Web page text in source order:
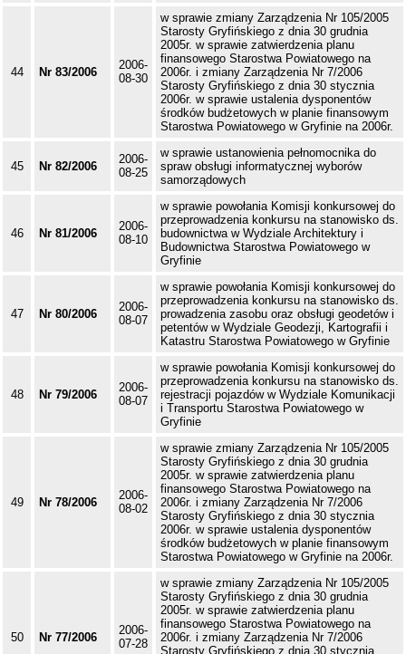
44 Nr 83/2006
2006-
08-30
w sprawie zmiany Zarządzenia Nr 105/2005
Starosty Gryfińskiego z dnia 30 grudnia
2005r. w sprawie zatwierdzenia planu
finansowego Starostwa Powiatowego na
2006r. i zmiany Zarządzenia Nr 7/2006
Starosty Gryfińskiego z dnia 30 stycznia
2006r. w sprawie ustalenia dysponentów
środków budżetowych w planie finansowym
Starostwa Powiatowego w Gryfinie na 2006r.
45 Nr 82/2006
2006-
08-25
w sprawie ustanowienia pełnomocnika do
spraw obsługi informatycznej wyborów
samorządowych
46 Nr 81/2006
2006-
08-10
w sprawie powołania Komisji konkursowej do
przeprowadzenia konkursu na stanowisko ds.
budownictwa w Wydziale Architektury i
Budownictwa Starostwa Powiatowego w
Gryfinie
47 Nr 80/2006
2006-
08-07
w sprawie powołania Komisji konkursowej do
przeprowadzenia konkursu na stanowisko ds.
prowadzenia zasobu oraz obsługi geodetów i
petentów w Wydziale Geodezji, Kartografii i
Katastru Starostwa Powiatowego w Gryfinie
48 Nr 79/2006
2006-
08-07
w sprawie powołania Komisji konkursowej do
przeprowadzenia konkursu na stanowisko ds.
rejestracji pojazdów w Wydziale Komunikacji
i Transportu Starostwa Powiatowego w
Gryfinie
49 Nr 78/2006
2006-
08-02
w sprawie zmiany Zarządzenia Nr 105/2005
Starosty Gryfińskiego z dnia 30 grudnia
2005r. w sprawie zatwierdzenia planu
finansowego Starostwa Powiatowego na
2006r. i zmiany Zarządzenia Nr 7/2006
Starosty Gryfińskiego z dnia 30 stycznia
2006r. w sprawie ustalenia dysponentów
środków budżetowych w planie finansowym
Starostwa Powiatowego w Gryfinie na 2006r.
50 Nr 77/2006
2006-
07-28
w sprawie zmiany Zarządzenia Nr 105/2005
Starosty Gryfińskiego z dnia 30 grudnia
2005r. w sprawie zatwierdzenia planu
finansowego Starostwa Powiatowego na
2006r. i zmiany Zarządzenia Nr 7/2006
Starosty Gryfińskiego z dnia 30 stycznia